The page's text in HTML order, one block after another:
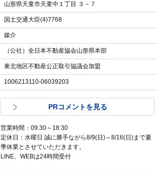
山形県天童市天童中１丁目 ３－７
国土交通大臣(4)7768
媒介
（公社）全日本不動産協会山形県本部
東北地区不動産公正取引協議会加盟
1006213110-06039203
PRコメントを見る
営業時間：09:30～18:30
定休日：水曜日 誠に勝手ながら8/9(日)～8/16(日)まで夏
季休業とさせていただきます。
LINE、WEBは24時間受付